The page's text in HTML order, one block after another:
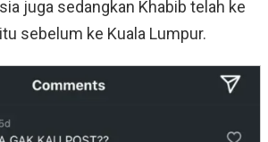
juga sedangkan Khabib telah ke
sebelum ke Kuala Lumpur.